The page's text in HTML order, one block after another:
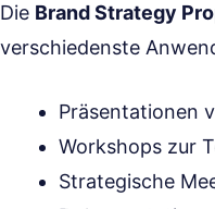
Die Brand Strategy
verschiedenste
Präsentationen
Workshops zur
Strategische